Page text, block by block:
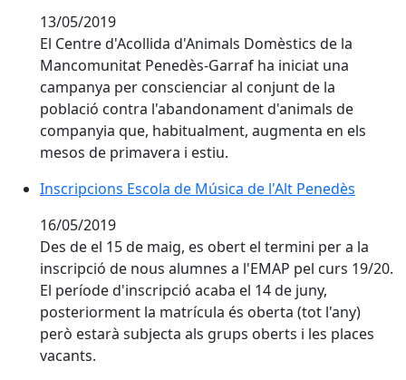
13/05/2019
El Centre d'Acollida d'Animals Domèstics de la
Mancomunitat Penedès-Garraf ha iniciat una
campanya per conscienciar al conjunt de la
població contra l'abandonament d'animals de
companyia que, habitualment, augmenta en els
mesos de primavera i estiu.
Inscripcions Escola de Música de l'Alt Penedès
16/05/2019
Des de el 15 de maig, es obert el termini per a la
inscripció de nous alumnes a l'EMAP pel curs 19/20.
El període d'inscripció acaba el 14 de juny,
posteriorment la matrícula és oberta (tot l'any)
però estarà subjecta als grups oberts i les places
vacants.